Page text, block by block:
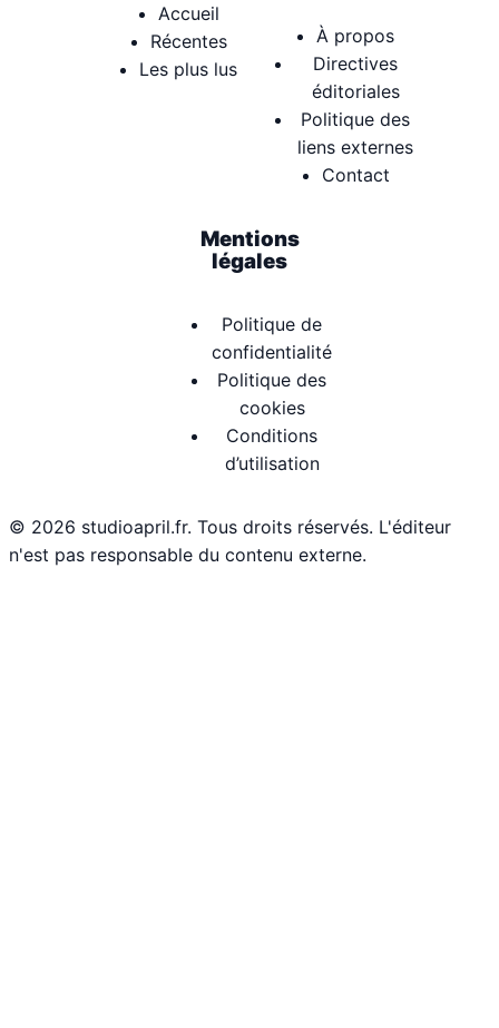
Accueil
Récentes
Les plus lus
À propos
Directives
éditoriales
Politique des
liens externes
Contact
Mentions
légales
Politique de
confidentialité
Politique des
cookies
Conditions
d’utilisation
© 2026 studioapril.fr. Tous droits réservés. L'éditeur
n'est pas responsable du contenu externe.